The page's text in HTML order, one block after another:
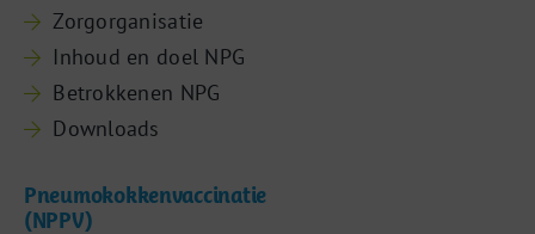
Zorgorganisatie
Inhoud en doel NPG
Betrokkenen NPG
Downloads
Pneumokokkenvaccinatie
(NPPV)